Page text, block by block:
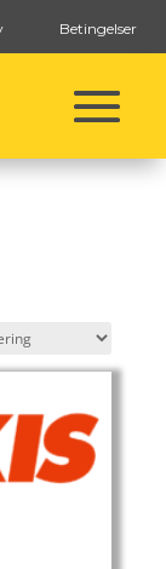
Betingelser